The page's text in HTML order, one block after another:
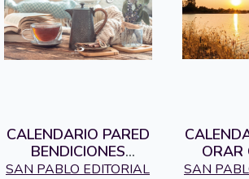
CALENDARIO PARED
BENDICIONES
HOGAR 2027
SAN PABLO EDITORIAL
ORAR
SAN